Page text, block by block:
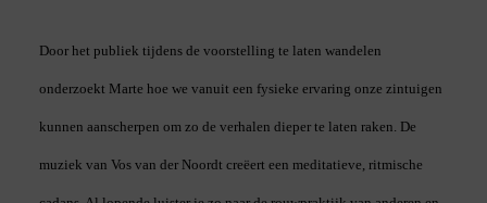
Door het publiek tijdens de voorstelling te laten wandelen
onderzoekt Marte hoe we vanuit een fysieke ervaring onze zintuigen
kunnen aanscherpen om zo de verhalen dieper te laten raken. De
muziek van Vos van der Noordt creëert een meditatieve, ritmische